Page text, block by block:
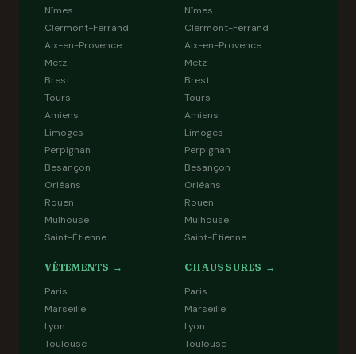
Nîmes
Clermont-Ferrand
Aix-en-Provence
Metz
Brest
Tours
Amiens
Limoges
Perpignan
Besançon
Orléans
Rouen
Mulhouse
Saint-Étienne
Nîmes
Clermont-Ferrand
Aix-en-Provence
Metz
Brest
Tours
Amiens
Limoges
Perpignan
Besançon
Orléans
Rouen
Mulhouse
Saint-Étienne
VÊTEMENTS →
Paris
Marseille
Lyon
Toulouse
CHAUSSURES →
Paris
Marseille
Lyon
Toulouse